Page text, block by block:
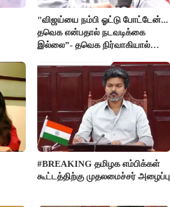
"விஜய்யை நம்பி ஓட்டு போட்டேன்...
தவெக என்பதால் நடவடிக்கை
இல்லை”- தவெக நிர்வாகியால்
#BREAKING தமிழக எம்பிக்கள்
கூட்டத்திற்கு முதலமைச்சர் அழைப்பு